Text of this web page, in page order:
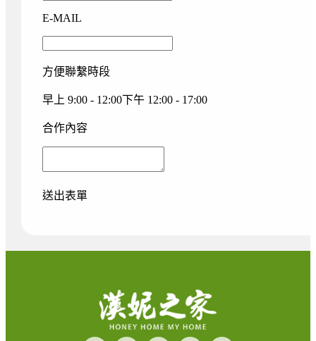
E-MAIL
方便聯繫時段
早上 9:00 - 12:00下午 12:00 - 17:00
合作內容
送出表單